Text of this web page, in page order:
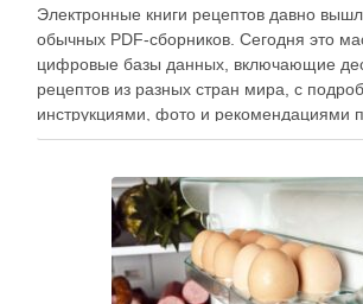
Электронные книги рецептов давно
обычных PDF-сборников. Сегодня это
цифровые базы данных, включающие
рецептов из разных стран мира, с
инструкциями, фото и рекомендациями
приготовлению. В отличие от печатных
контент, расширять коллекции блюд и
функции. Ниже …